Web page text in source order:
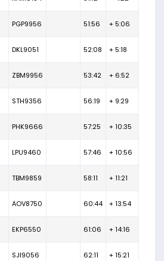
PGP9956 51:56 + 5:06
DKL9051 52:08 + 5:18
ZBM9956 53:42 + 6:52
STH9356 56:19 + 9:29
PHK9666 57:25 + 10:35
LPU9460 57:46 + 10:56
TBM9859 58:11 + 11:21
AOV8750 60:44 + 13:54
EKP6550 61:06 + 14:16
SJI9056 62:11 + 15:21